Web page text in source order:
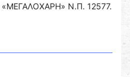
«ΜΕΓΑΛΟΧΑΡΗ» Ν.Π. 12577.